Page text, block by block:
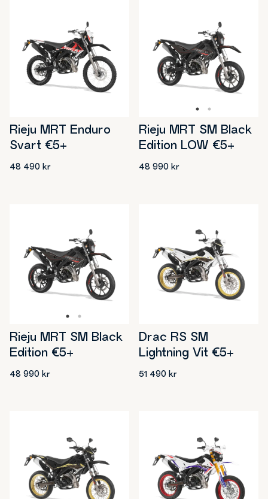
990 kr.
990 kr.
990 kr.
39
990 kr.
Rieju MRT Enduro
Svart €5+
48 490 kr
Rieju MRT SM Black
Edition LOW €5+
48 990 kr
Rieju MRT SM Black
Edition €5+
48 990 kr
Drac RS SM
Lightning Vit €5+
51 490 kr